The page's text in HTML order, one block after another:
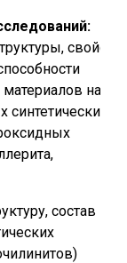
свойств
на
состав и